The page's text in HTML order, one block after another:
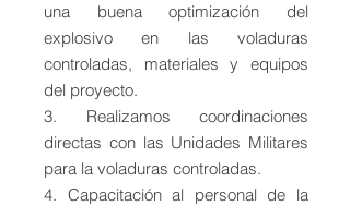
una buena optimización del
explosivo en las voladuras
controladas, materiales y equipos
del proyecto.
3. Realizamos coordinaciones
directas con las Unidades Militares
para la voladuras controladas.
4. Capacitación al personal de la